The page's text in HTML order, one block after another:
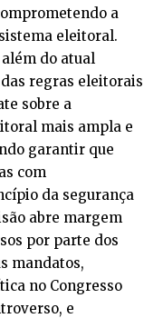
a
eleitoral.
do atual
regras eleitorais
sobre a
mais ampla e
garantir que
com
da segurança
abre margem
por parte dos
mandatos,
no Congresso
e